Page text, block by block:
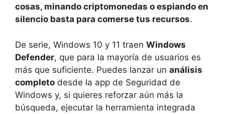
cosas, minando criptomonedas o espiando en
silencio basta para comerse tus recursos.
De serie, Windows 10 y 11 traen Windows
Defender, que para la mayoría de usuarios es
más que suficiente. Puedes lanzar un análisis
completo desde la app de Seguridad de
Windows y, si quieres reforzar aún más la
búsqueda, ejecutar la herramienta integrada